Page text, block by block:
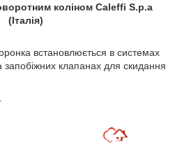
коліном Caleffi S.p.a
(Італія)
встановлюється в системах
клапанах для скидання